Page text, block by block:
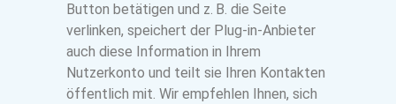
Button betätigen und z. B. die Seite
verlinken, speichert der Plug-in-Anbieter
auch diese Information in Ihrem
Nutzerkonto und teilt sie Ihren Kontakten
öffentlich mit. Wir empfehlen Ihnen, sich